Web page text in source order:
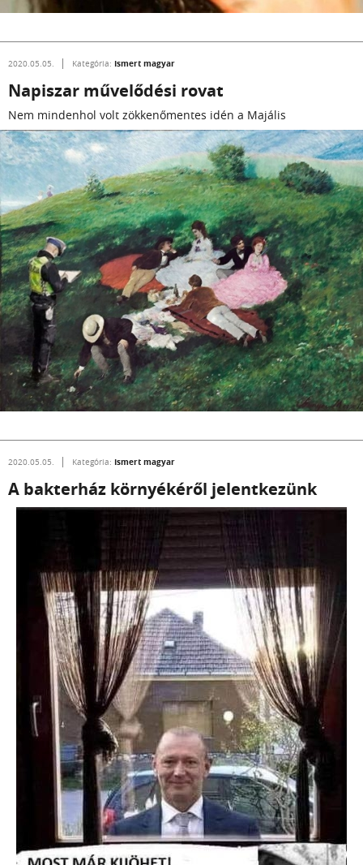
2020.05.05. Kategória: Ismert magyar
Napiszar művelődési rovat
Nem mindenhol volt zökkenőmentes idén a Majális
2020.05.05. Kategória: Ismert magyar
A bakterház környékéről jelentkezünk